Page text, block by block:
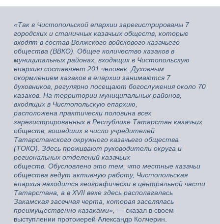
«Так в Чистопольской епархии зарегистрированы 7
городских и станичных казачьих обществ, которые
входят в состав Волжского войскового казачьего
общества (ВВКО). Общее количество казаков в
муниципальных районах, входящих в Чистопольскую
епархию составляет 201 человек. Духовным
окормлением казаков в епархии занимаются 7
духовников, регулярно посещают богослужения около 70
казаков. На территории муниципальных районов,
входящих в Чистопольскую епархию,
расположена практически половина всех
зарегистрированных в Республике Татарстан казачьих
обществ, вошедших в число учредителей
Татарстанского окружного казачьего общества
(ТОКО). Здесь проживают руководители округа и
региональных отделений казачьих
обществ. Обусловлено это тем, что местные казачьи
общества ведут активную работу, Чистопольская
епархия находится географически в центральной части
Татарстана, а в XVII веке здесь располагалась
Закамская засечная черта, которая заселялась
преимущественно казаками», — сказал в своем
выступлении протоиерей Александр Колчерин.